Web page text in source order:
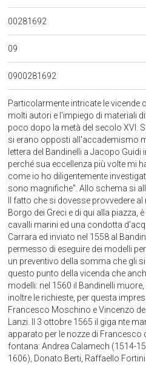
00281692
09
0900281692
Particolarmente intricate le vicende
molti autori e l'impiego di materiali
poco dopo la metà del secolo XVI.
si erano opposti all'accademismo
lettera del Bandinelli a Jacopo
perché sua eccellenza più volte mi
come io ho diligentemente
sono magnifiche". Allo schema si
Il fatto che si dovesse provvedere
Borgo dei Greci e di qui alla piazza,
cavalli marini ed una condotta
Carrara ed inviato nel 1558 al
permesso di eseguire dei modelli
un preventivo della somma che gli
questo punto della vicenda che
modelli: nel 1560 il Bandinelli
inoltre le richieste, per questa
Francesco Moschino e Vincenzo
Lanzi. Il 3 ottobre 1565 il giga nte
apparato per le nozze di
fontana: Andrea Calamech (1514-
1606), Donato Berti, Raffaello